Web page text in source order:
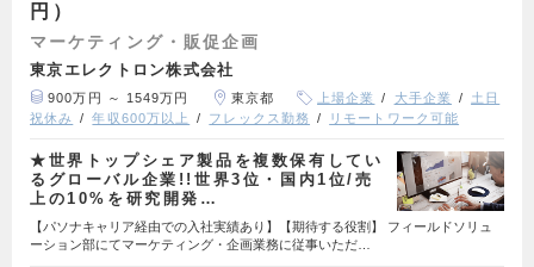
円）
マーケティング・販促企画
東京エレクトロン株式会社
900万円 ～ 1549万円 東京都 上場企業 大手企業
土日
祝休み
年収600万以上 フレックス勤務 リモートワーク可能
★世界トップシェア製品を複数保有してい
るグローバル企業!!世界3位・国内1位/売
上の10%を研究開発…
【パソナキャリア経由での入社実績あり】【期待する役割】 フィールドソリュ
ーション部にてマーケティング・企画業務に従事いただ…